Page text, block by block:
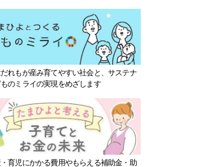
れもが産み育てやすい社会と、サステナ
のミライの実現をめざします
育児にかかる費用やもらえる補助金・助